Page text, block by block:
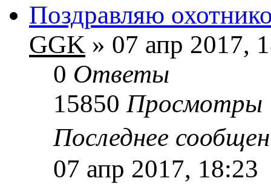
Поздравляю
GGK » 07 апр 2017,
0 Ответы
15850Просмотры
Последнее
07 апр 2017, 18:23